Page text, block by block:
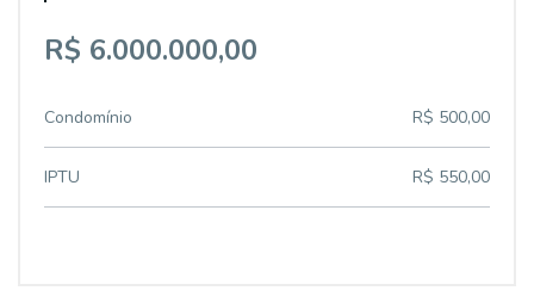
R$ 6.000.000,00
Condomínio R$ 500,00
IPTU R$ 550,00